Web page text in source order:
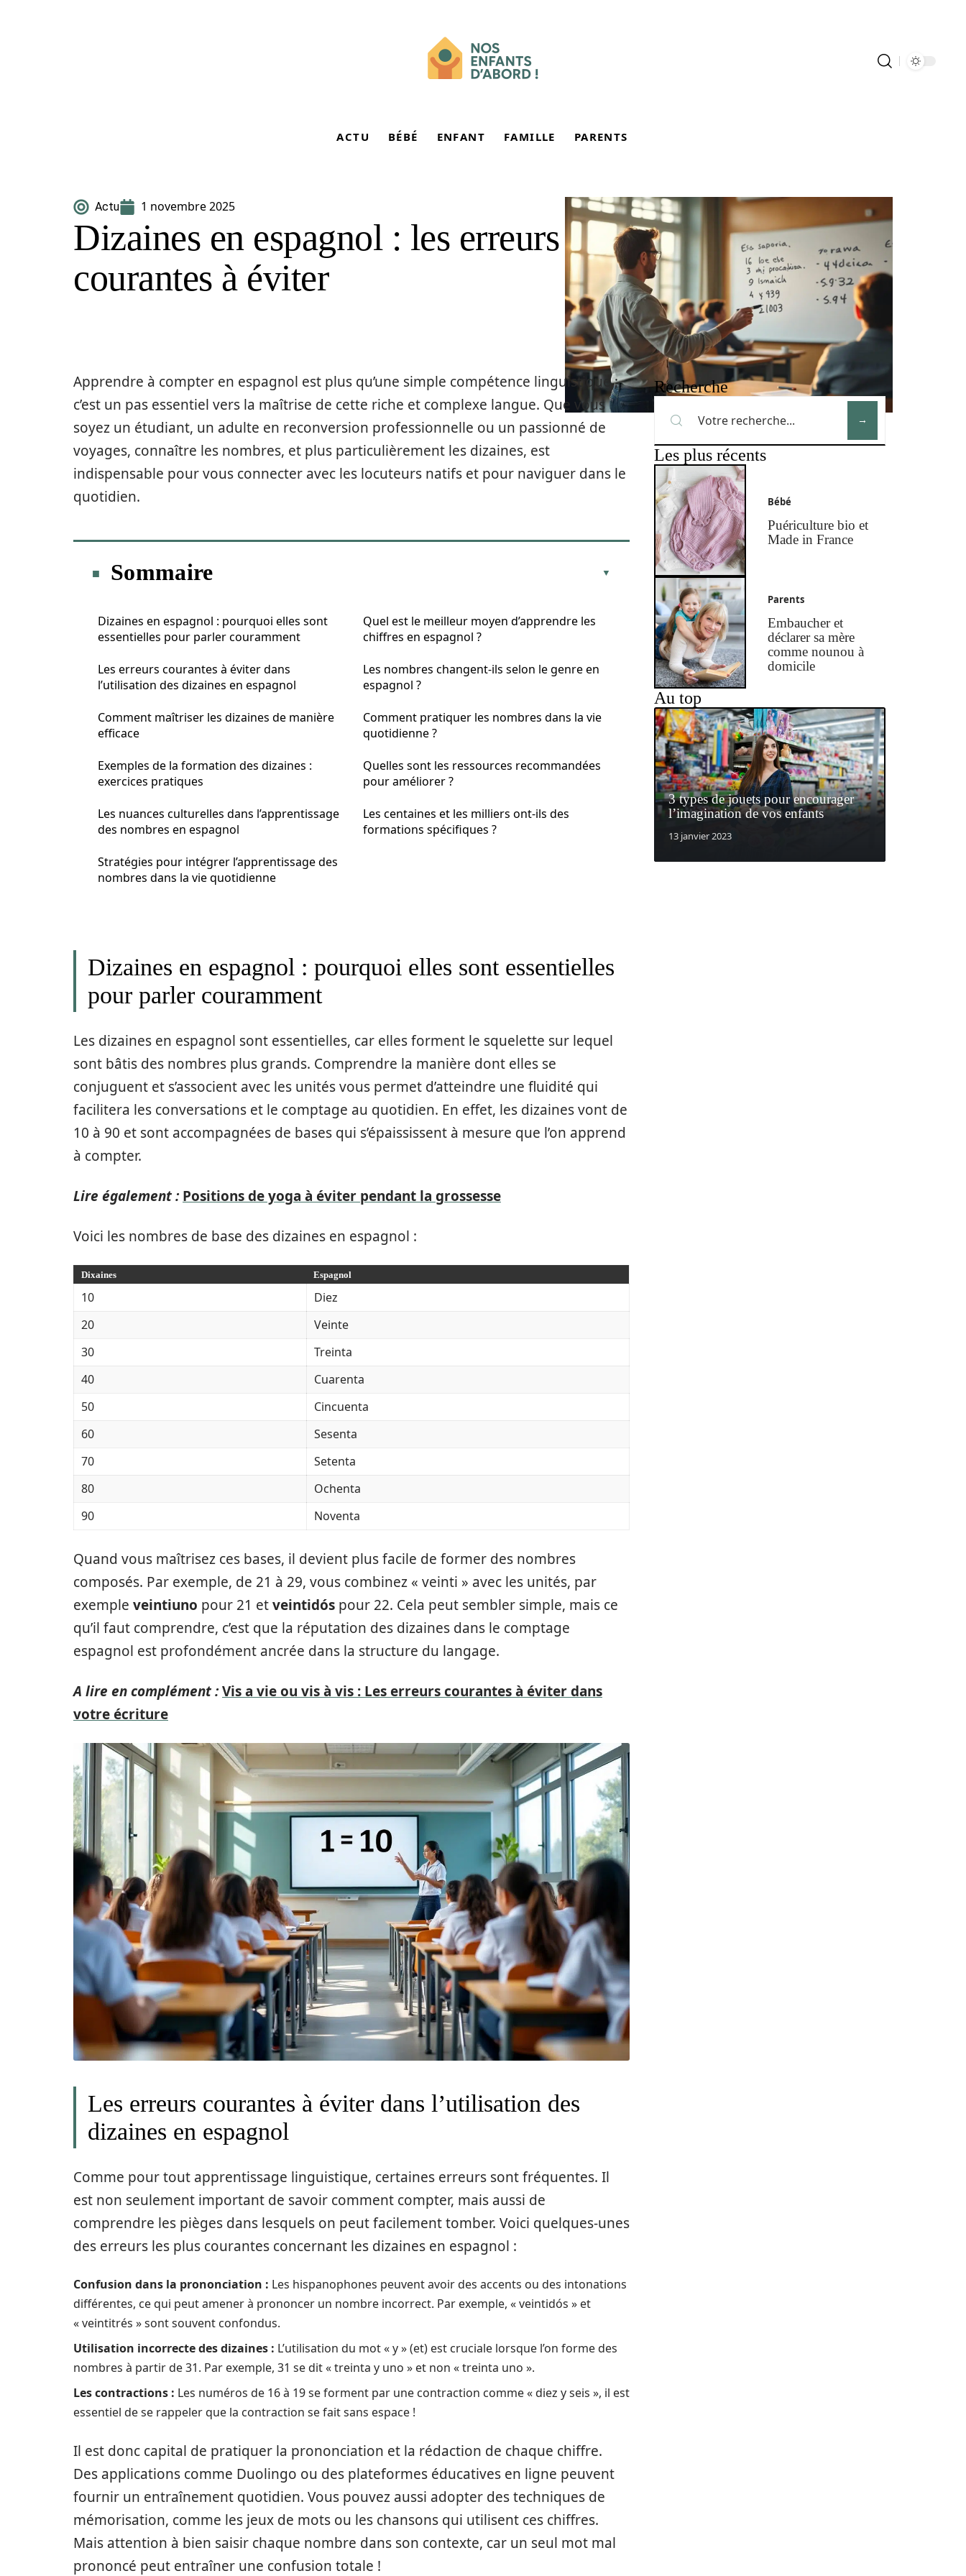
ACTU BÉBÉ ENFANT FAMILLE PARENTS
Actu 1 novembre 2025
Dizaines en espagnol : les erreurs
courantes à éviter
Apprendre à compter en espagnol est plus qu’une simple compétence linguistique ;
c’est un pas essentiel vers la maîtrise de cette riche et complexe langue. Que vous
soyez un étudiant, un adulte en reconversion professionnelle ou un passionné de
voyages, connaître les nombres, et plus particulièrement les dizaines, est
indispensable pour vous connecter avec les locuteurs natifs et pour naviguer dans le
quotidien.
Sommaire
Dizaines en espagnol : pourquoi elles sont
essentielles pour parler couramment
Les erreurs courantes à éviter dans
l’utilisation des dizaines en espagnol
Comment maîtriser les dizaines de manière
efficace
Exemples de la formation des dizaines :
exercices pratiques
Les nuances culturelles dans l’apprentissage
des nombres en espagnol
Stratégies pour intégrer l’apprentissage des
nombres dans la vie quotidienne
Quel est le meilleur moyen d’apprendre les
chiffres en espagnol ?
Les nombres changent-ils selon le genre en
espagnol ?
Comment pratiquer les nombres dans la vie
quotidienne ?
Quelles sont les ressources recommandées
pour améliorer ?
Les centaines et les milliers ont-ils des
formations spécifiques ?
Dizaines en espagnol : pourquoi elles sont essentielles
pour parler couramment
Les dizaines en espagnol sont essentielles, car elles forment le squelette sur lequel
sont bâtis des nombres plus grands. Comprendre la manière dont elles se
conjuguent et s’associent avec les unités vous permet d’atteindre une fluidité qui
facilitera les conversations et le comptage au quotidien. En effet, les dizaines vont de
10 à 90 et sont accompagnées de bases qui s’épaississent à mesure que l’on apprend
à compter.
Lire également : Positions de yoga à éviter pendant la grossesse
Voici les nombres de base des dizaines en espagnol :
Dixaines Espagnol
10
Diez
20
Veinte
30
Treinta
40
Cuarenta
50
Cincuenta
60
Sesenta
70
Setenta
80
Ochenta
90
Noventa
Quand vous maîtrisez ces bases, il devient plus facile de former des nombres
composés. Par exemple, de 21 à 29, vous combinez « veinti » avec les unités, par
exemple veintiuno pour 21 etveintidós pour 22. Cela peut sembler simple, mais ce
qu’il faut comprendre, c’est que la réputation des dizaines dans le comptage
espagnol est profondément ancrée dans la structure du langage.
A lire en complément :Vis a vie ou vis à vis : Les erreurs courantes à éviter dans
votre écriture
Les erreurs courantes à éviter dans l’utilisation des
dizaines en espagnol
Comme pour tout apprentissage linguistique, certaines erreurs sont fréquentes. Il
est non seulement important de savoir comment compter, mais aussi de
comprendre les pièges dans lesquels on peut facilement tomber. Voici quelques-unes
des erreurs les plus courantes concernant les dizaines en espagnol :
Confusion dans la prononciation : Les hispanophones peuvent avoir des accents ou des intonations
différentes, ce qui peut amener à prononcer un nombre incorrect. Par exemple, « veintidós » et
« veintitrés » sont souvent confondus.
Utilisation incorrecte des dizaines : L’utilisation du mot « y » (et) est cruciale lorsque l’on forme des
nombres à partir de 31. Par exemple, 31 se dit « treinta y uno » et non « treinta uno ».
Les contractions : Les numéros de 16 à 19 se forment par une contraction comme « diez y seis », il est
essentiel de se rappeler que la contraction se fait sans espace !
Il est donc capital de pratiquer la prononciation et la rédaction de chaque chiffre.
Des applications comme Duolingo ou des plateformes éducatives en ligne peuvent
fournir un entraînement quotidien. Vous pouvez aussi adopter des techniques de
mémorisation, comme les jeux de mots ou les chansons qui utilisent ces chiffres.
Mais attention à bien saisir chaque nombre dans son contexte, car un seul mot mal
prononcé peut entraîner une confusion totale !
Recherche
Les plus récents
Bébé
Puériculture bio et
Made in France
Parents
Embaucher et
déclarer sa mère
comme nounou à
domicile
Au top
3 types de jouets pour encourager
l’imagination de vos enfants
13 janvier 2023